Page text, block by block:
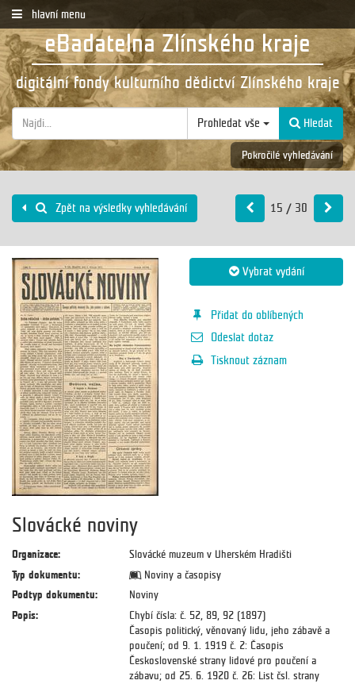
hlavní menu
eBadatelna Zlínského kraje
digitální fondy kulturního dědictví Zlínského kraje
Prohledat vše Hledat
Pokročilé vyhledávání
Zpět na výsledky vyhledávání 15 / 30
Vybrat vydání
Přidat do oblíbených
Odeslat dotaz
Tisknout záznam
Slovácké noviny
Organizace:
Slovácké muzeum v Uherském Hradišti
Typ dokumentu:
Noviny a časopisy
Podtyp dokumentu:
Noviny
Popis:
Chybí čísla: č. 52, 89, 92 (1897)
Časopis politický, věnovaný lidu, jeho zábavě a
poučení; od 9. 1. 1919 č. 2: Časopis
Československé strany lidové pro poučení a
zábavu; od 25. 6. 1920 č. 26: List čsl. strany